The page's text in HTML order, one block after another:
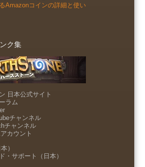
Amazonコインの詳細と使い
ク集
日本公式サイト
ラム
チャンネル
チャンネル
カウント
）
・サポート（日本）